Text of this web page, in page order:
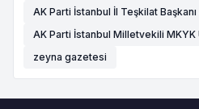
AK Parti İstanbul İl Teşkilat
AK Parti İstanbul Milletvekili
zeyna gazetesi